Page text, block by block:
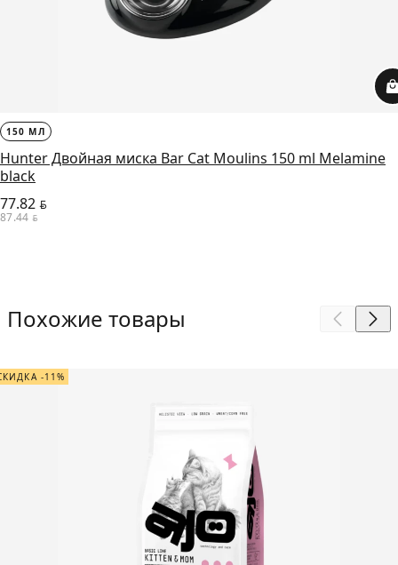
150 МЛ
Hunter Двойная миска Bar Cat Moulins 150 ml Melamine
black
77.82 BYN
87.44 BYN
Похожие товары
-11%